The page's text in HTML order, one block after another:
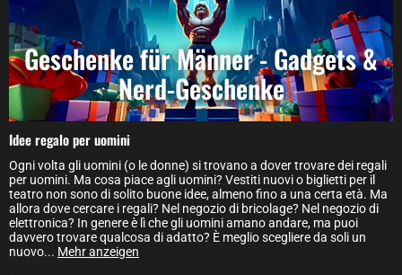
Geschenke für Männer - Gadgets &
Nerd-Geschenke
Idee regalo per uomini
Ogni volta gli uomini (o le donne) si trovano a dover trovare dei regali
per uomini. Ma cosa piace agli uomini? Vestiti nuovi o biglietti per il
teatro non sono di solito buone idee, almeno fino a una certa età. Ma
allora dove cercare i regali? Nel negozio di bricolage? Nel negozio di
elettronica? In genere è lì che gli uomini amano andare, ma puoi
davvero trovare qualcosa di adatto? È meglio scegliere da soli un
nuovo... Mehr anzeigen